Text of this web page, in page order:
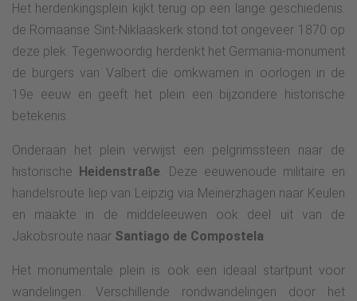
Het herdenkingsplein kijkt terug op een lange geschiedenis:
de Romaanse Sint-Niklaaskerk stond tot ongeveer 1870 op
deze plek. Tegenwoordig herdenkt het Germania-monument
de burgers van Valbert die omkwamen in oorlogen in de
19e eeuw en geeft het plein een bijzondere historische
betekenis.
Onderaan het plein verwijst een pelgrimssteen naar de
historische
Heidenstraße. Deze eeuwenoude militaire en
handelsroute liep van Leipzig via Meinerzhagen naar Keulen
en maakte in de middeleeuwen ook deel uit van de
Jakobsroute naar Santiago de Compostela.
Het monumentale plein is ook een ideaal startpunt voor
wandelingen. Verschillende rondwandelingen door het